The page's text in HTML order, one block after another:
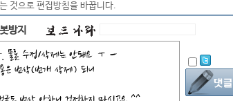
것으로 편집방침을 바꿉니다.
방지